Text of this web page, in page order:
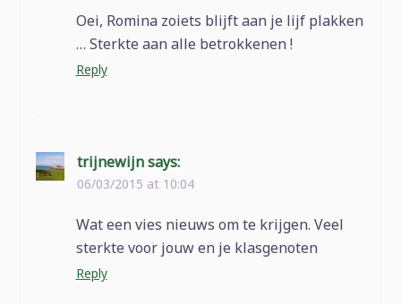
Oei, Romina zoiets blijft aan je lijf plakken
… Sterkte aan alle betrokkenen !
Reply
trijnewijn says:
06/03/2015 at 10:04
Wat een vies nieuws om te krijgen. Veel
sterkte voor jouw en je klasgenoten
Reply